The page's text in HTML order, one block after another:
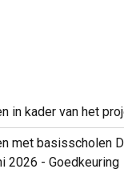
in kader van het
met basisscholen
2026 - Goedkeuring